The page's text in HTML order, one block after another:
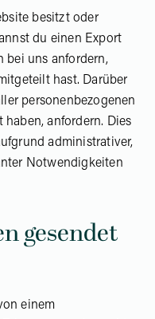
besitzt oder
du einen Export
bei uns anfordern,
hast. Darüber
personenbezogenen
anfordern. Dies
administrativer,
Notwendigkeiten
gesendet
einem